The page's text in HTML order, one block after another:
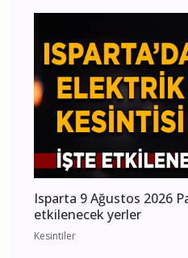
Isparta 9 Ağustos 2026
etkilenecek yerler
Kesintiler